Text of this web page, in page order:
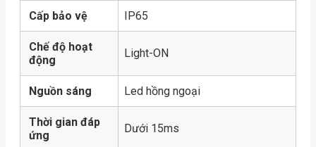
Cấp bảo vệ IP65
Chế độ hoạt
động
Light-ON
Nguồn sáng Led hồng ngoại
Thời gian đáp
ứng
Dưới 15ms